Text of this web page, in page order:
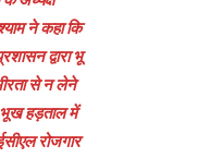
ने कहा कि
द्वारा भू
से न लेने
हड़ताल में
रोजगार